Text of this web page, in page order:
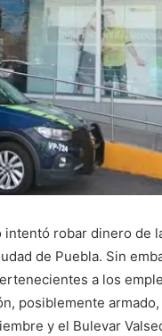
robar dinero de
de Puebla. Sin
a los
posiblemente
y el Bulevar